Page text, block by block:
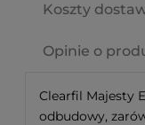
Koszty
Opinie o
Clearfil Majesty
odbudowy,